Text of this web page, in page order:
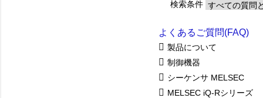
検索条件
よくあるご質問(FAQ)
製品について
制御機器
シーケンサ MELSEC
MELSEC iQ-Rシリーズ